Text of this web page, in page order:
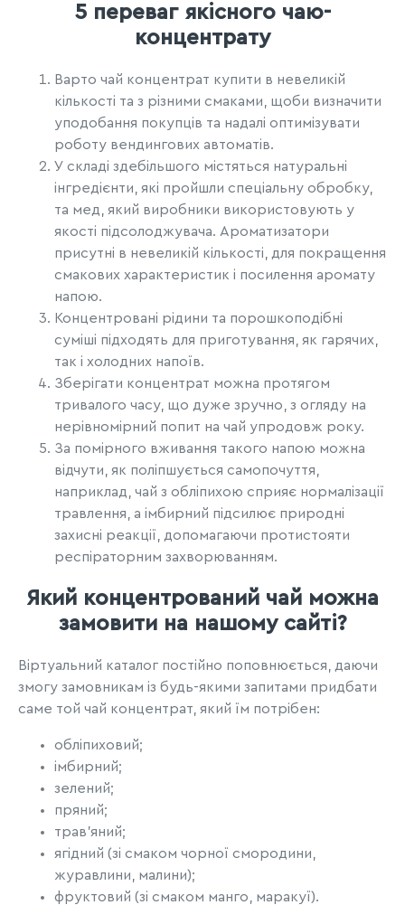
5 переваг якісного чаю-
концентрату
Варто чай концентрат купити в невеликій
кількості та з різними смаками, щоби визначити
уподобання покупців та надалі оптимізувати
роботу вендингових автоматів.
У складі здебільшого містяться натуральні
інгредієнти, які пройшли спеціальну обробку,
та мед, який виробники використовують у
якості підсолоджувача. Ароматизатори
присутні в невеликій кількості, для покращення
смакових характеристик і посилення аромату
напою.
Концентровані рідини та порошкоподібні
суміші підходять для приготування, як гарячих,
так і холодних напоїв.
Зберігати концентрат можна протягом
тривалого часу, що дуже зручно, з огляду на
нерівномірний попит на чай упродовж року.
За помірного вживання такого напою можна
відчути, як поліпшується самопочуття,
наприклад, чай з обліпихою сприяє нормалізації
травлення, а імбирний підсилює природні
захисні реакції, допомагаючи протистояти
респіраторним захворюванням.
Який концентрований чай можна
замовити на нашому сайті?
Віртуальний каталог постійно поповнюється, даючи
змогу замовникам із будь-якими запитами придбати
саме той чай концентрат, який їм потрібен:
обліпиховий;
імбирний;
зелений;
пряний;
трав’яний;
ягідний (зі смаком чорної смородини,
журавлини, малини);
фруктовий (зі смаком манго, маракуї).